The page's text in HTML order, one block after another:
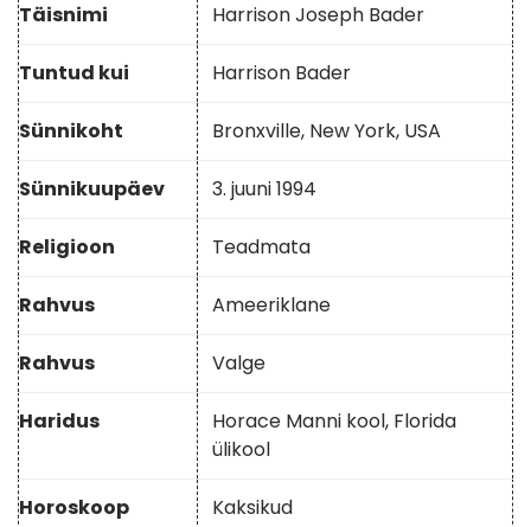
Täisnimi Harrison Joseph Bader
Tuntud kui Harrison Bader
Sünnikoht Bronxville, New York, USA
Sünnikuupäev 3. juuni 1994
Religioon Teadmata
Rahvus Ameeriklane
Rahvus Valge
Haridus
Horace Manni kool, Florida
ülikool
Horoskoop Kaksikud